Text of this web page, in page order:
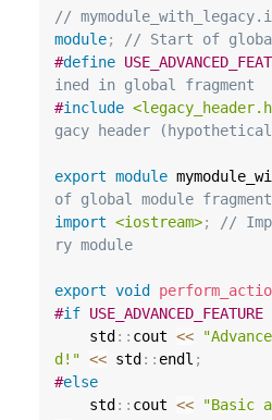
//
module;
// Start of global
#define
ined in global fragment
#include
gacy header
export module
of global module
import <iostream>;
//
ry module
export void
#if USE_ADVANCED_FEATURE
    std
:: cout <<
d!" << std :: endl ;
#else
    std
:: cout <<
"Basic